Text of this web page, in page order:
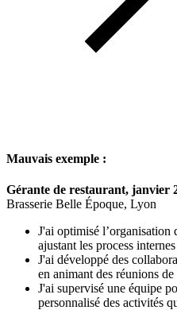
Mauvais exemple :
Gérante de restaurant, janvier
Brasserie Belle Époque, Lyon
J'ai optimisé l’organisation
ajustant les process
J'ai développé des
en animant des réunions
J'ai supervisé une équipe
personnalisé des activités